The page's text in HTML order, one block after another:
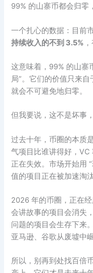
99% 的山寨币都会归零
一个扎心的数据：目前
持续收入的不到 3.5%
这意味着，99% 的山寨
局”。它们的价值只来
就会不可避免地归零。
但我要说，这不是坏事
过去十年，币圈的本质
气项目比谁讲得好，
正在失效。市场开始用
值的项目正在被加速淘汰
2026 年的币圈，正在
会讲故事的项目会消失
问题的项目会生存下来
亚马逊、谷歌从废墟中
所以，别再到处找百倍